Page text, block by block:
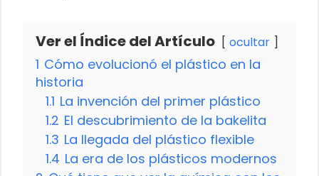
Ver el Índice del Artículo ocultar
1 Cómo evolucionó el plástico en la
historia
1.1 La invención del primer plástico
1.2 El descubrimiento de la bakelita
1.3 La llegada del plástico flexible
1.4 La era de los plásticos modernos